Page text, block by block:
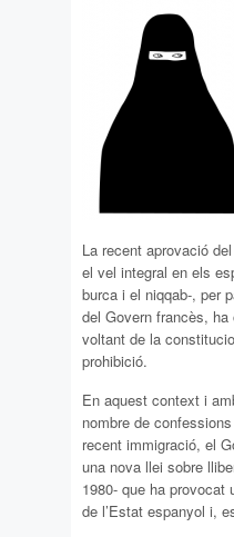
La recent aprovació
el vel integral en els
burca i el niqqab-, per
del Govern francès,
voltant de la
prohibició.
En aquest context i
nombre de
recent immigració, el
una nova llei sobre
1980- que ha provocat
de l’Estat espanyol i,